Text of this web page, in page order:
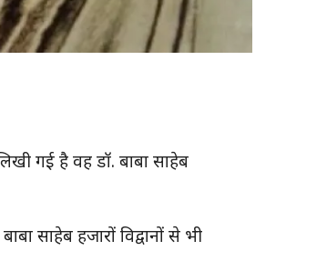
गई है वह डॉ. बाबा साहेब
साहेब हजारों विद्वानों से भी